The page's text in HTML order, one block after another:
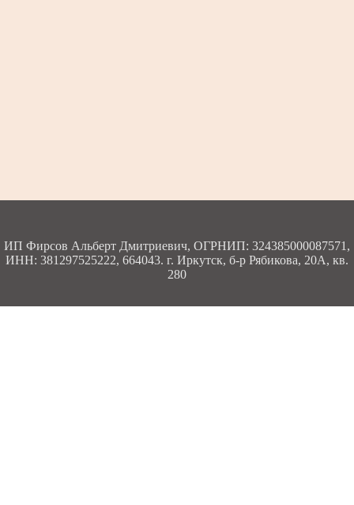
ИП Фирсов Альберт Дмитриевич, ОГРНИП: 324385000087571,
ИНН: 381297525222, 664043. г. Иркутск, б-р Рябикова, 20А, кв.
280